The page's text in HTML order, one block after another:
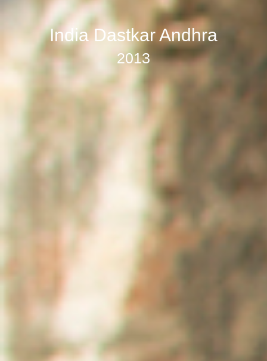
India Dastkar Andhra
2013